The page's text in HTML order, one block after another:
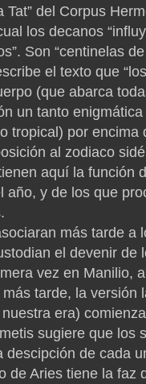
Tat” del Corpus
los decanos
Son “centinelas
el texto que
(que abarca
un tanto
tropical) por
al zodiaco
aquí la función
año, y de los que
más tarde
el devenir
vez en Manilio,
tarde, la
era)
sugiere que los
descipción de cada
de Aries tiene la faz